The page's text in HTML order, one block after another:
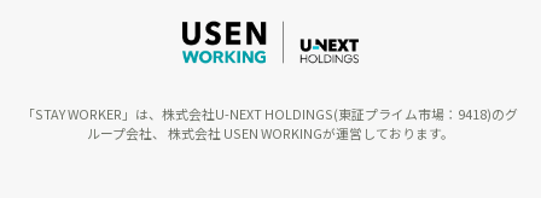
「STAY WORKER」は、株式会社U-NEXT HOLDINGS(東証プライム市場：9418)のグ
ループ会社、 株式会社 USEN WORKINGが運営しております。